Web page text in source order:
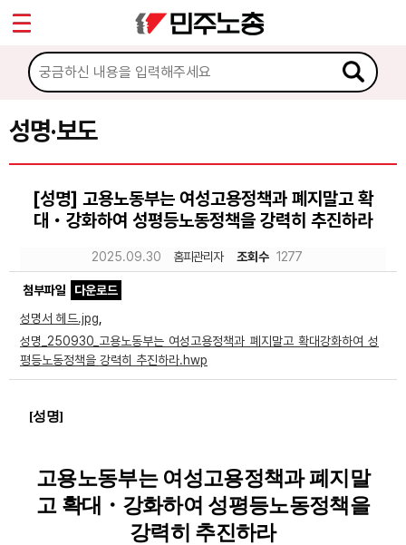
성명·보도
[성명] 고용노동부는 여성고용정책과 폐지말고 확
대・강화하여 성평등노동정책을 강력히 추진하라
2025.09.30 홈피관리자 조회수 1277
첨부파일
다운로드
성명서 헤드.jpg
성명_250930_고용노동부는 여성고용정책과 폐지말고 확대강화하여 성
평등노동정책을 강력히 추진하라.hwp
[성명]
고용노동부는 여성고용정책과 폐지말
고 확대 ・ 강화하여 성평등노동정책을
강력히 추진하라
마이페이지
소개
소식
공지사항
성명·보도
노동상담
자료
Sketchbook5, 스케치북5
Sketchbook5, 스케치북5